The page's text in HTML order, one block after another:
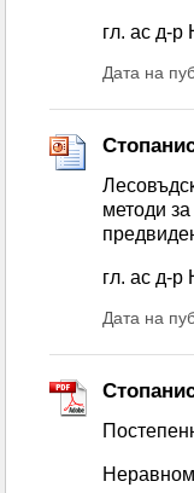
гл. ас д-р
Дата на
методи
гл. ас д-р
Дата на